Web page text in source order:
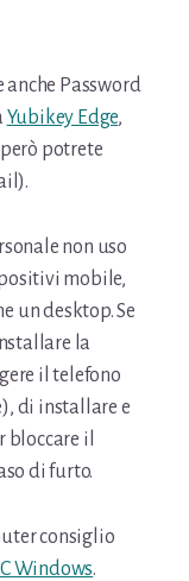
Password
Yubikey Edge,
però potrete
non uso
mobile,
un desktop. Se
la
il telefono
di installare e
il
di furto.
consiglio
Windows.